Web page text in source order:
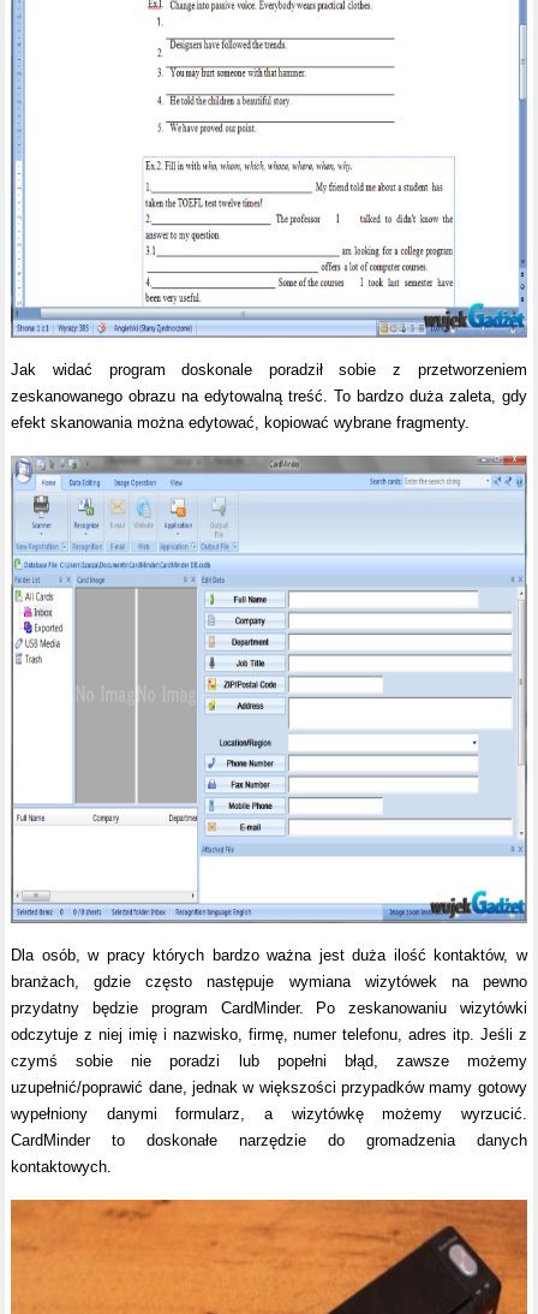
Jak widać program doskonale poradził sobie z przetworzeniem
zeskanowanego obrazu na edytowalną treść. To bardzo duża zaleta, gdy
efekt skanowania można edytować, kopiować wybrane fragmenty.
Dla osób, w pracy których bardzo ważna jest duża ilość kontaktów, w
branżach, gdzie często następuje wymiana wizytówek na pewno
przydatny będzie program CardMinder. Po zeskanowaniu wizytówki
odczytuje z niej imię i nazwisko, firmę, numer telefonu, adres itp. Jeśli z
czymś sobie nie poradzi lub popełni błąd, zawsze możemy
uzupełnić/poprawić dane, jednak w większości przypadków mamy gotowy
wypełniony danymi formularz, a wizytówkę możemy wyrzucić.
CardMinder to doskonałe narzędzie do gromadzenia danych
kontaktowych.